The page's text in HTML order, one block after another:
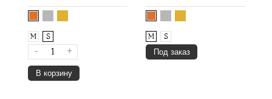
M S
- +
В корзину
M S
Под заказ